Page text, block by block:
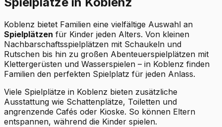
Koblenz bietet Familien eine vielfältige Auswahl an
Spielplätzen für Kinder jeden Alters. Von kleinen
Nachbarschaftsspielplätzen mit Schaukeln und
Rutschen bis hin zu großen Abenteuerspielplätzen mit
Klettergerüsten und Wasserspielen – in Koblenz finden
Familien den perfekten Spielplatz für jeden Anlass.
Viele Spielplätze in Koblenz bieten zusätzliche
Ausstattung wie Schattenplätze, Toiletten und
angrenzende Cafés oder Kioske. So können Eltern
entspannen, während die Kinder spielen.